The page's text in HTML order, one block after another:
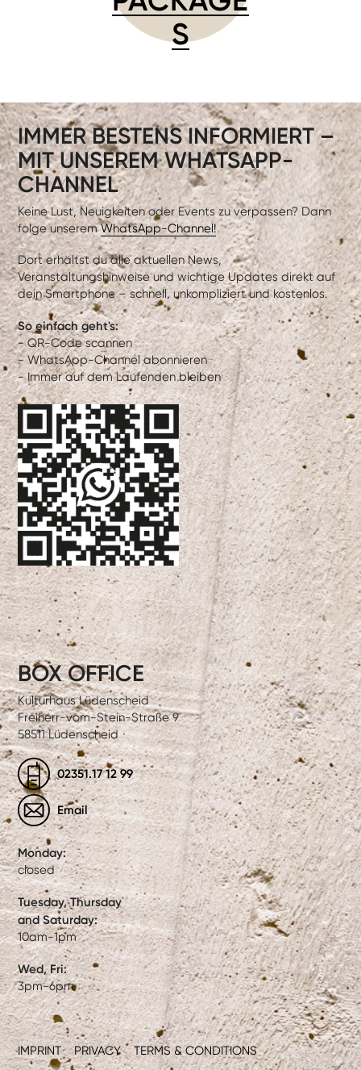
S
IMMER BESTENS INFORMIERT –
MIT UNSEREM WHATSAPP-
CHANNEL
Keine Lust, Neuigkeiten oder Events zu verpassen? Dann
folge unseremWhatsApp-Channel!
Dort erhältst du alle aktuellen News,
Veranstaltungshinweise und wichtige Updates direkt auf
dein Smartphone – schnell, unkompliziert und kostenlos.
So einfach geht's:
- QR-Code scannen
- WhatsApp-Channel abonnieren
- Immer auf dem Laufenden bleiben
IMPRINT PRIVACY TERMS & CONDITIONS
BOX OFFICE
Kulturhaus Lüdenscheid
Freiherr-vom-Stein-Straße 9
58511 Lüdenscheid
02351.17 12 99
Email
Monday:
closed
Tuesday, Thursday
and Saturday:
10am-1pm
Wed, Fri:
3pm-6pm